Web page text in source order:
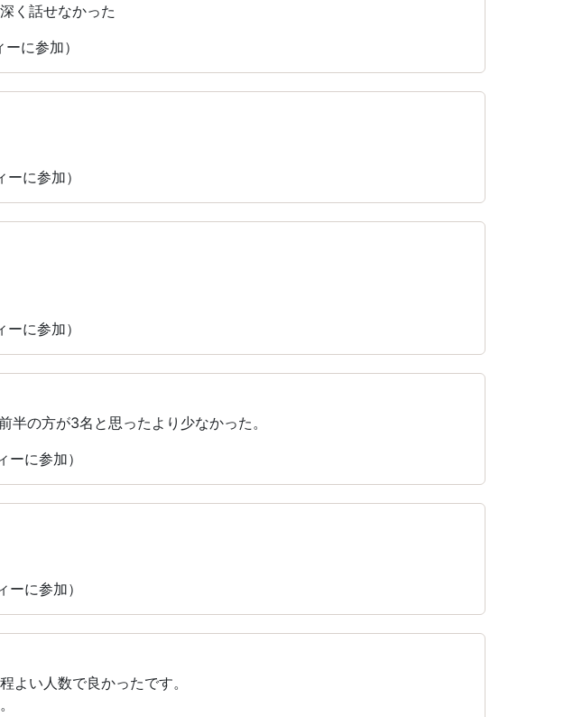
く話せなかった
に参加）
に参加）
に参加）
の方が3名と思ったより少なかった。
に参加）
に参加）
よい人数で良かったです。